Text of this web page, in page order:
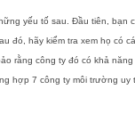
yếu tố sau. Đầu tiên, bạn
đó, hãy kiểm tra xem họ có
rằng công ty đó có khả năng
hợp 7 công ty môi trường uy